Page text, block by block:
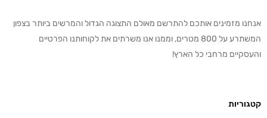
אנחנו מזמינים אותכם להתרשם מאולם התצוגה הגדול והמרשים ביותר בצפון
המשתרע על 800 מטרים, וממנו אנו משרתים את לקוחותנו הפרטיים
והעסקיים מרחבי כל הארץ!
קטגוריות